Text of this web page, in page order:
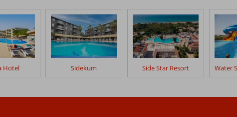
Hotel Sidekum Side Star Resort